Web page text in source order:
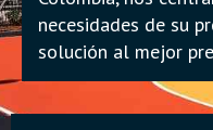
necesidades de su
solución al mejor